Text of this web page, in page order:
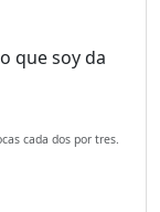
que soy da
cada dos por tres.